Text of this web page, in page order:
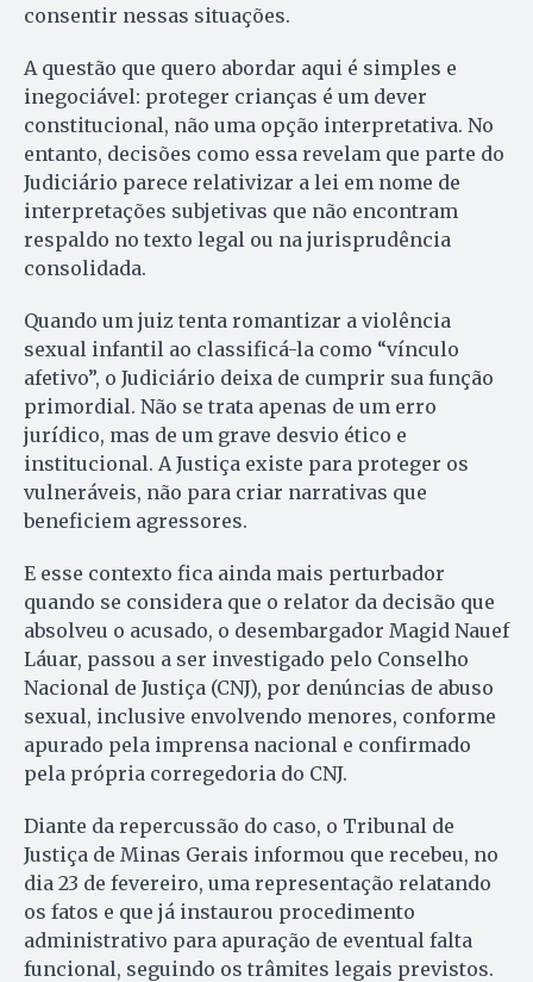
consentir nessas situações.
A questão que quero abordar aqui é simples e
inegociável: proteger crianças é um dever
constitucional, não uma opção interpretativa. No
entanto, decisões como essa revelam que parte do
Judiciário parece relativizar a lei em nome de
interpretações subjetivas que não encontram
respaldo no texto legal ou na jurisprudência
consolidada.
Quando um juiz tenta romantizar a violência
sexual infantil ao classificá-la como “vínculo
afetivo”, o Judiciário deixa de cumprir sua função
primordial. Não se trata apenas de um erro
jurídico, mas de um grave desvio ético e
institucional. A Justiça existe para proteger os
vulneráveis, não para criar narrativas que
beneficiem agressores.
E esse contexto fica ainda mais perturbador
quando se considera que o relator da decisão que
absolveu o acusado, o desembargador Magid Nauef
Láuar, passou a ser investigado pelo Conselho
Nacional de Justiça (CNJ), por denúncias de abuso
sexual, inclusive envolvendo menores, conforme
apurado pela imprensa nacional e confirmado
pela própria corregedoria do CNJ.
Diante da repercussão do caso, o Tribunal de
Justiça de Minas Gerais informou que recebeu, no
dia 23 de fevereiro, uma representação relatando
os fatos e que já instaurou procedimento
administrativo para apuração de eventual falta
funcional, seguindo os trâmites legais previstos.